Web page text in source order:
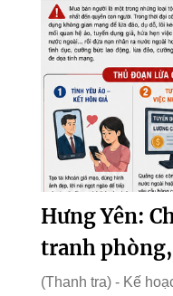
Hưng Yên:
tranh
(Thanh tra) - Kế